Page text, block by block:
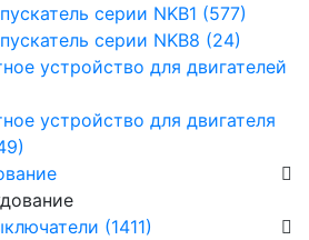
серии NKB1 (577)
серии NKB8 (24)
устройство для двигателей
устройство для двигателя
(1411)